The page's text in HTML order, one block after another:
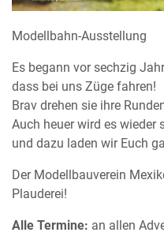
Modellbahn-Ausstellung
Es begann vor sechzig
dass bei uns Züge fahren!
Brav drehen sie ihre
Auch heuer wird es wieder
und dazu laden wir Euch
Der Modellbauverein
Plauderei!
Alle Termine: an allen